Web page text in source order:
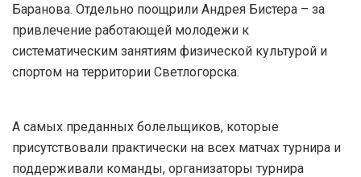
Баранова. Отдельно поощрили Андрея Бистера – за
привлечение работающей молодежи к
систематическим занятиям физической культурой и
спортом на территории Светлогорска.
А самых преданных болельщиков, которые
присутствовали практически на всех матчах турнира и
поддерживали команды, организаторы турнира